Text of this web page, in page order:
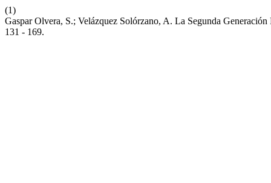
(1)
Gaspar Olvera, S.; Velázquez Solórzano, A. La Segunda
131 - 169.